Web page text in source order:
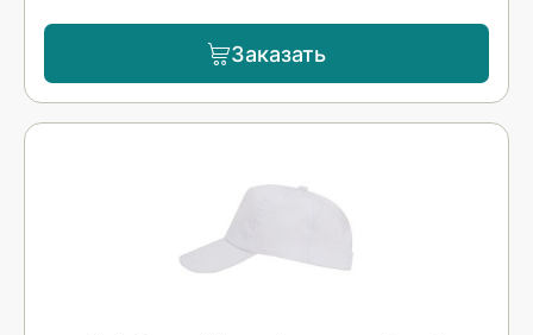
Заказать